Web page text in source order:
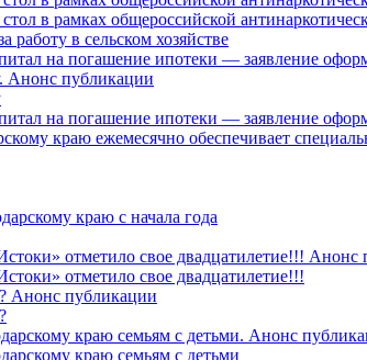
в рамках общероссийской
в сельском хозяйстве
на погашение ипотеки — заявление
Анонс публикации
на погашение ипотеки — заявление
краю ежемесячно обеспечивает
краю с начала года
отметило свое двадцатилетие!!! Анонс
отметило свое двадцатилетие!!!
публикации
краю семьям с детьми. Анонс
краю семьям с детьми